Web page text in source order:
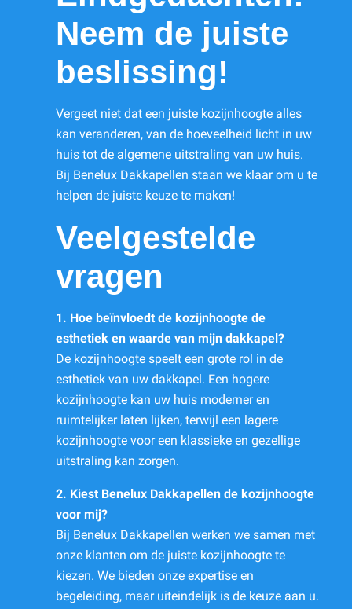
Neem de juiste
beslissing!
Vergeet niet dat een juiste kozijnhoogte alles
kan veranderen, van de hoeveelheid licht in uw
huis tot de algemene uitstraling van uw huis.
Bij Benelux Dakkapellen staan we klaar om u te
helpen de juiste keuze te maken!
Veelgestelde
vragen
1. Hoe beïnvloedt de kozijnhoogte de
esthetiek en waarde van mijn dakkapel?
De kozijnhoogte speelt een grote rol in de
esthetiek van uw dakkapel. Een hogere
kozijnhoogte kan uw huis moderner en
ruimtelijker laten lijken, terwijl een lagere
kozijnhoogte voor een klassieke en gezellige
uitstraling kan zorgen.
2. Kiest Benelux Dakkapellen de kozijnhoogte
voor mij?
Bij Benelux Dakkapellen werken we samen met
onze klanten om de juiste kozijnhoogte te
kiezen. We bieden onze expertise en
begeleiding, maar uiteindelijk is de keuze aan u.